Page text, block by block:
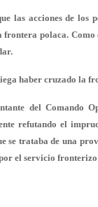
las acciones de los
polaca. Como
haber cruzado la
del Comando
refutando el
se trataba de una
el servicio